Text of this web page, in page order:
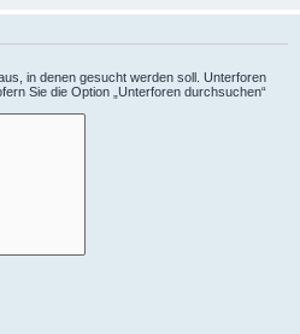
in denen gesucht werden soll. Unterforen
Sie die Option „Unterforen durchsuchen“